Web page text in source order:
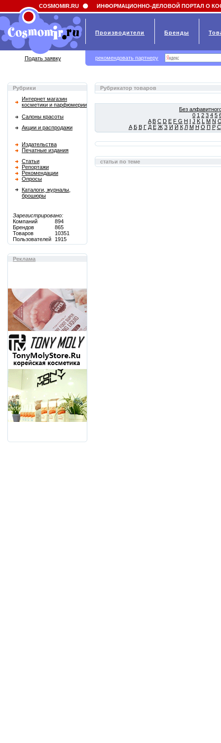
Field 'news_title' doesn't have a default value
Рубрики
Интернет магазин
косметики и парфюмерии
Салоны красоты
Акции и распродажи
Издательства
Печатные издания
Статьи
Репортажи
Рекомендации
Опросы
Каталоги, журналы,
брошюры
Зарегистрировано:
Компаний
894
Брендов
865
Товаров
10351
Пользователей
1915
Реклама
Рубрикатор товаров
Без
0 1 2 3 4 5
A B C D E F G H I J K L M N
А Б В Г Д Е Ж З И Й К Л М Н О П Р С
статьи по теме
COSMOMIR.RU ИНФОРМАЦИОННО-ДЕЛОВОЙ ПОРТАЛ О
Производители Бренды
Подать заявку рекомендовать партнеру